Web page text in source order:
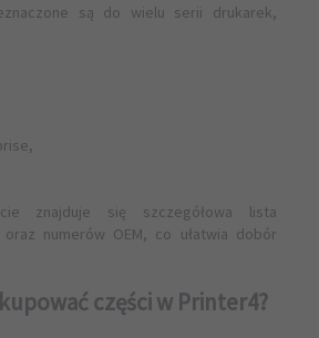
są do wielu serii drukarek,
znajduje się szczegółowa lista
numerów OEM, co ułatwia dobór
części w Printer4?